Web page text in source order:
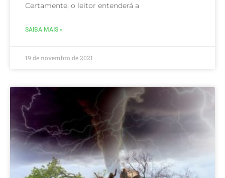
Certamente, o leitor entenderá a
SAIBA MAIS »
19 de novembro de 2021